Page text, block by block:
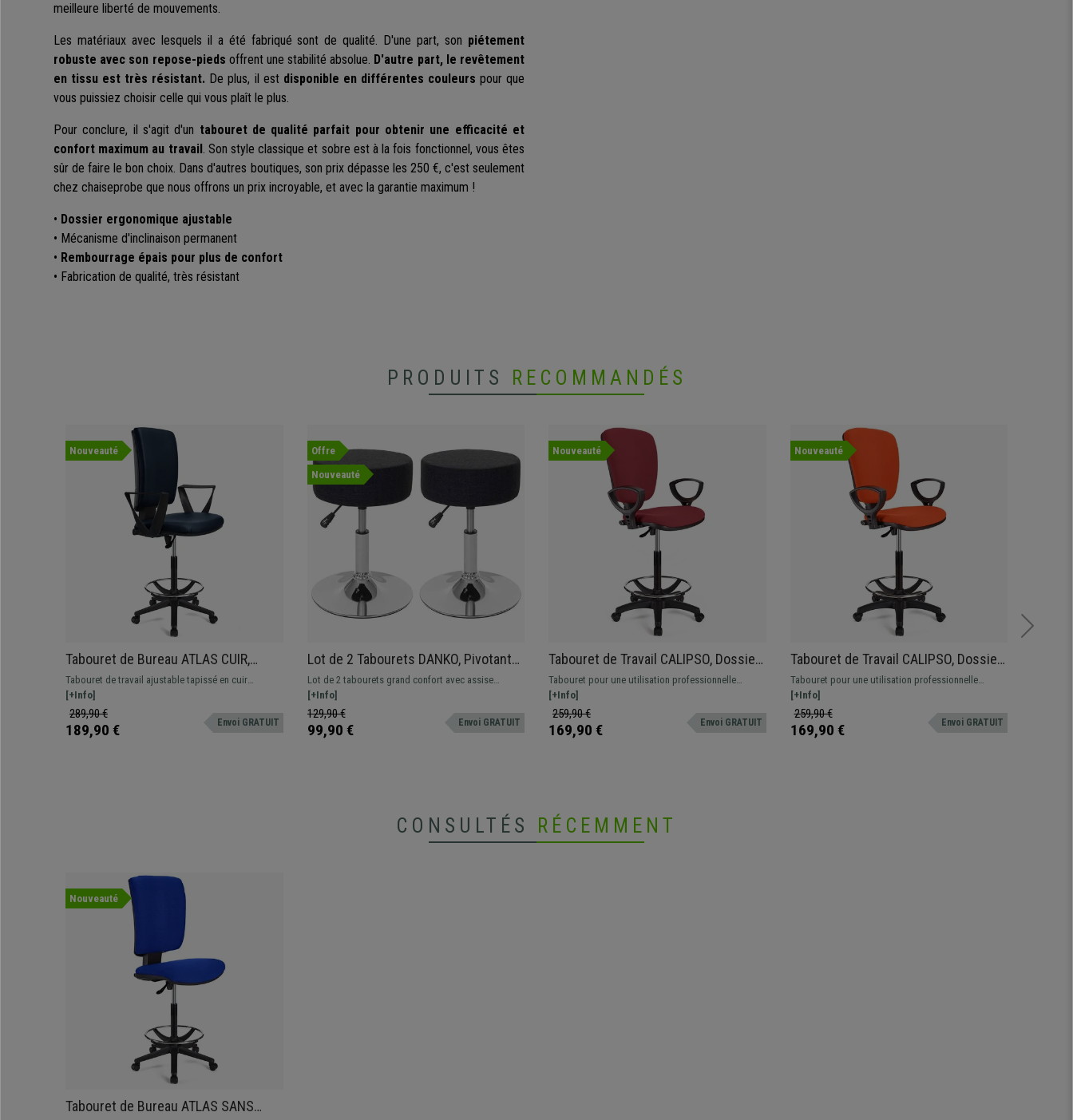
meilleure liberté de mouvements.
Les matériaux avec lesquels il a été fabriqué sont de qualité. D'une part, son piétement
robuste avec son repose-pieds offrent une stabilité absolue. D'autre part, le revêtement
en tissu est très résistant. De plus, il est disponible en différentes couleurs pour que
vous puissiez choisir celle qui vous plaît le plus.
Pour conclure, il s'agit d'un tabouret de qualité parfait pour obtenir une efficacité et
confort maximum au travail. Son style classique et sobre est à la fois fonctionnel, vous êtes
sûr de faire le bon choix. Dans d'autres boutiques, son prix dépasse les 250 €, c'est seulement
chez chaiseprobe que nous offrons un prix incroyable, et avec la garantie maximum !
• Dossier ergonomique ajustable
• Mécanisme d'inclinaison permanent
• Rembourrage épais pour plus de confort
• Fabrication de qualité, très résistant
PRODUITS RECOMMANDÉS
Nouveauté
Tabouret de Bureau ATLAS CUIR,
Dossier Ajustable, Grand
Rembourrage, Bleu
Tabouret de travail ajustable tapissé en cuir
synthétique. Robuste, résistante et confortable.
Adapté pour une utilisation professionnelle.
[+Info]
289,90 €
189,90 € Envoi GRATUIT
Offre
Nouveauté
Lot de 2 Tabourets DANKO, Pivotants
à 360°, Rembourrage Epais, En Tissu,
Gris Foncé
Lot de 2 tabourets grand confort avec assise
hautement rembourrée. Base résistante en acier
chromé
[+Info]
129,90 €
99,90 € Envoi GRATUIT
Nouveauté
Tabouret de Travail CALIPSO, Dossier
Ajustable, Grand Rembourrage, Tissu,
Bordeaux
Tabouret pour une utilisation professionnelle
tapissé en tissu. Ajustable, avec repose-pieds,
résistant et confortable.
[+Info]
259,90 €
169,90 € Envoi GRATUIT
Nouveauté
Tabouret de Travail CALIPSO, Dossier
Ajustable, Grand Rembourrage, Tissu,
Orange
Tabouret pour une utilisation professionnelle
tapissé en tissu. Ajustable, avec repose-pieds,
résistant et confortable.
[+Info]
259,90 €
169,90 € Envoi GRATUIT
CONSULTÉS RÉCEMMENT
Nouveauté
Tabouret de Bureau ATLAS SANS